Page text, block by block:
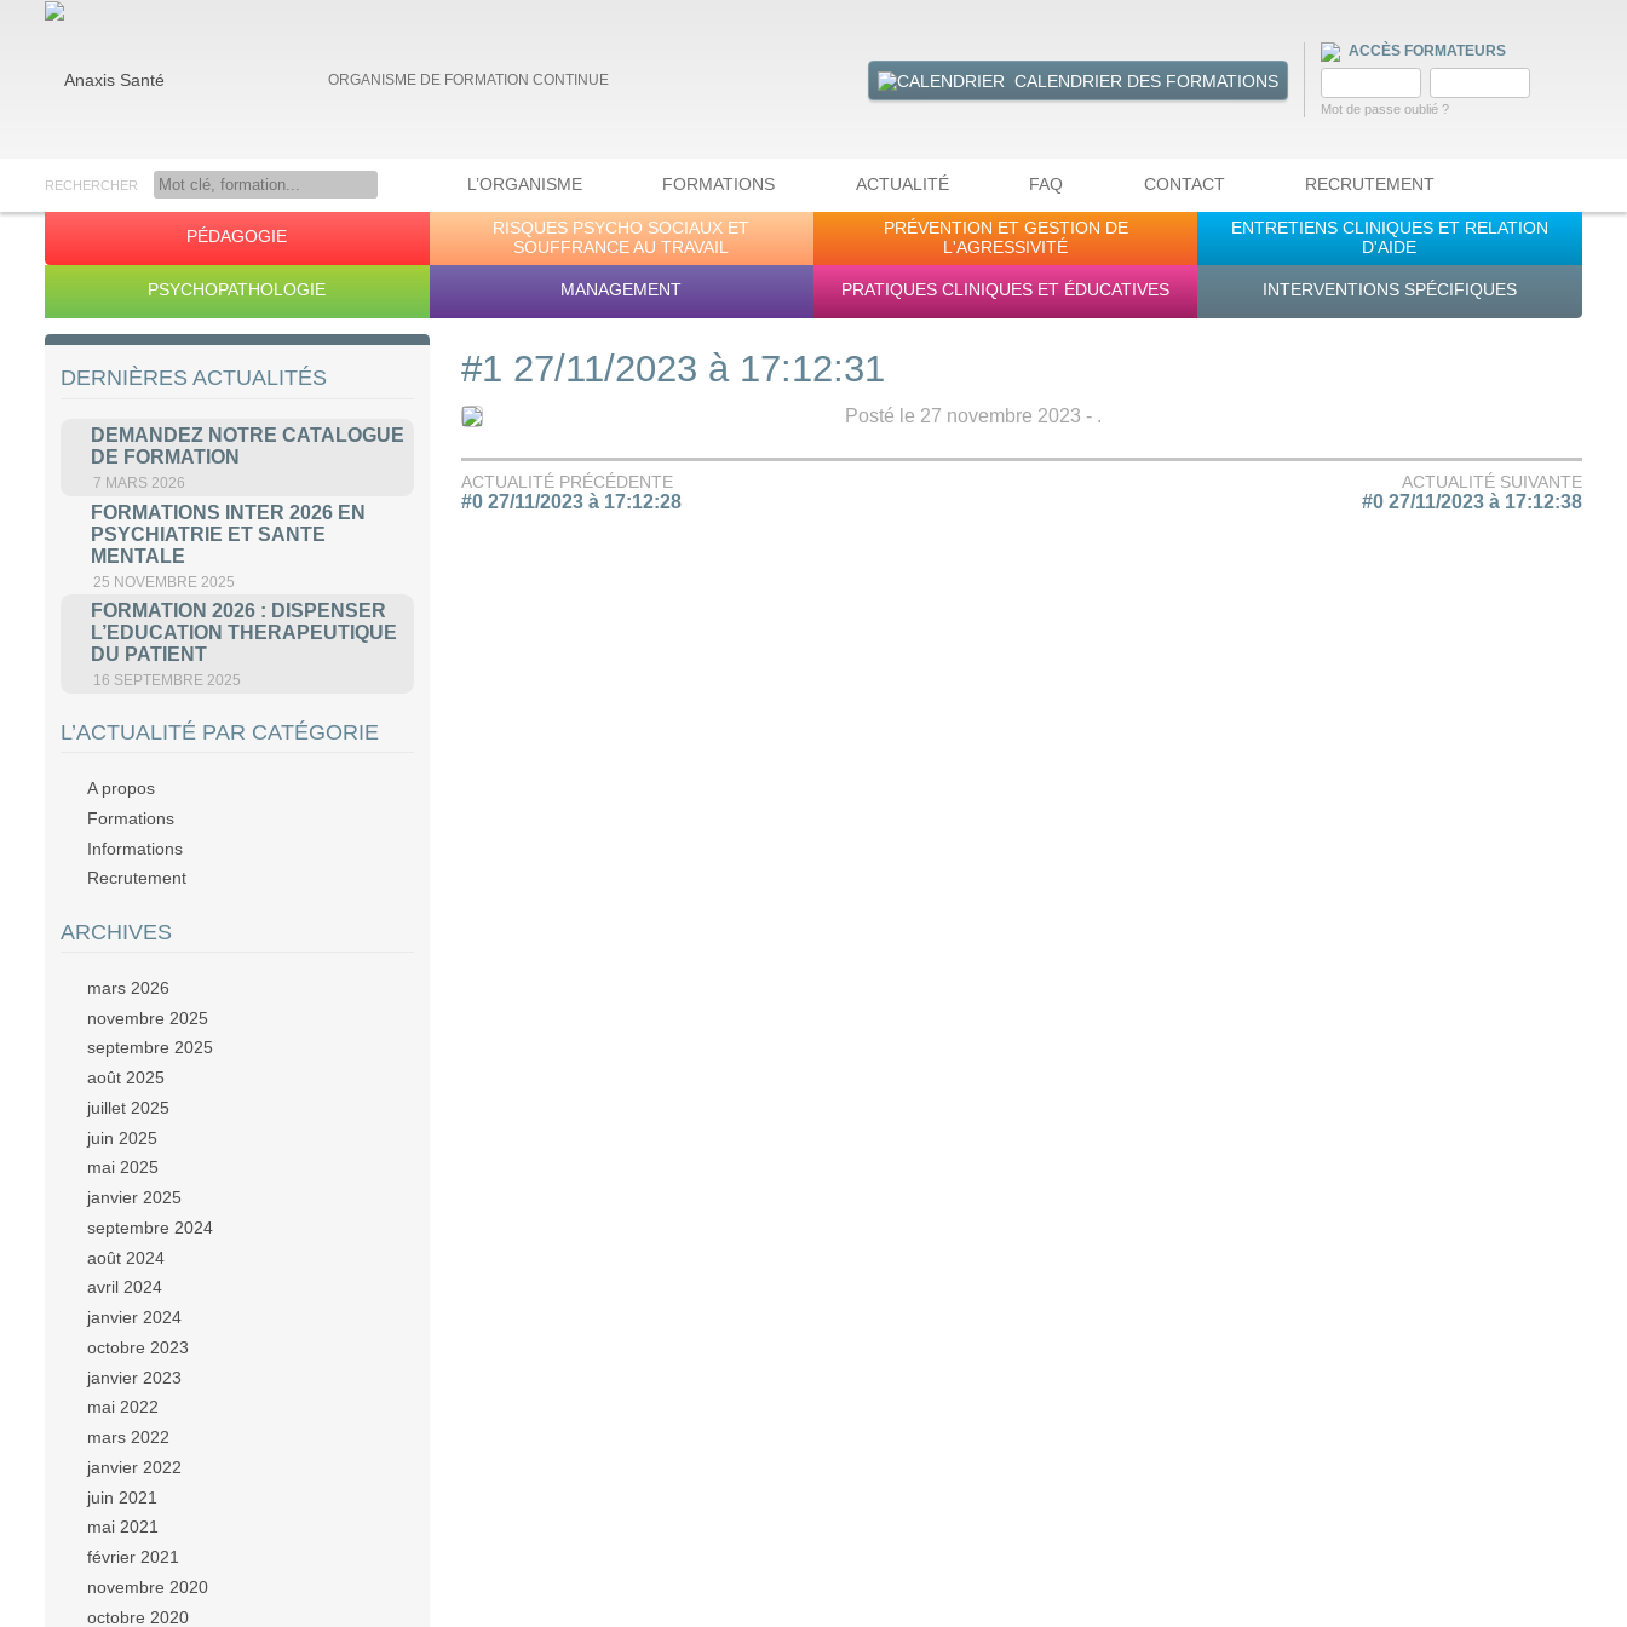
ORGANISME DE FORMATION CONTINUE CALENDRIER DES FORMATIONS
ACCÈS FORMATEURS
Mot de passe oublié ?
RECHERCHER L’ORGANISME FORMATIONS ACTUALITÉ FAQ CONTACT RECRUTEMENT
PÉDAGOGIE
RISQUES PSYCHO SOCIAUX ET
SOUFFRANCE AU TRAVAIL
PRÉVENTION ET GESTION DE
L'AGRESSIVITÉ
ENTRETIENS CLINIQUES ET RELATION
D'AIDE
PSYCHOPATHOLOGIE MANAGEMENT PRATIQUES CLINIQUES ET ÉDUCATIVES INTERVENTIONS SPÉCIFIQUES
#1 27/11/2023 à 17:12:31
Posté le 27 novembre 2023 - .
ACTUALITÉ PRÉCÉDENTE
#0 27/11/2023 à 17:12:28
ACTUALITÉ SUIVANTE
#0 27/11/2023 à 17:12:38
DERNIÈRES ACTUALITÉS
DEMANDEZ NOTRE CATALOGUE
DE FORMATION
7 MARS 2026
FORMATIONS INTER 2026 EN
PSYCHIATRIE ET SANTE
MENTALE
25 NOVEMBRE 2025
FORMATION 2026 : DISPENSER
L’EDUCATION THERAPEUTIQUE
DU PATIENT
16 SEPTEMBRE 2025
L’ACTUALITÉ PAR CATÉGORIE
A propos
Formations
Informations
Recrutement
ARCHIVES
mars 2026
novembre 2025
septembre 2025
août 2025
juillet 2025
juin 2025
mai 2025
janvier 2025
septembre 2024
août 2024
avril 2024
janvier 2024
octobre 2023
janvier 2023
mai 2022
mars 2022
janvier 2022
juin 2021
mai 2021
février 2021
novembre 2020
octobre 2020